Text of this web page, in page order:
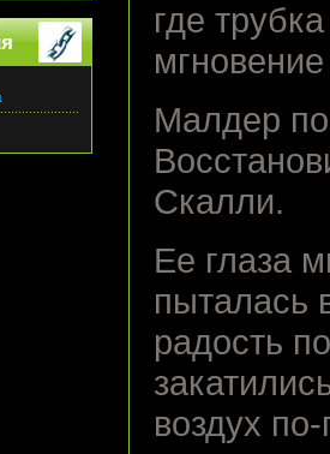
где
Малдер
Скалли.
Ее глаза
пыталась
радость
воздух